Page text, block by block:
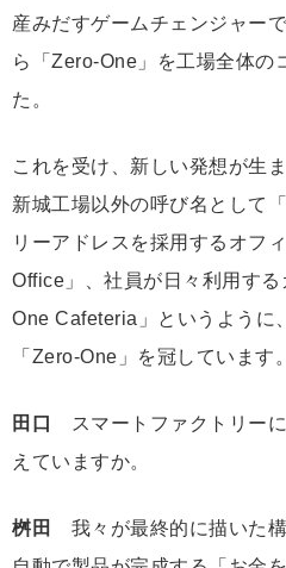
産みだすゲームチェンジャー
ら「Zero-One」を工場全体の
た。
これを受け、新しい発想が生
新城工場以外の呼び名として
リーアドレスを採用するオフ
Office」、社員が日々利用す
One Cafeteria」というように
「Zero-One」を冠しています。
田口
スマートファクトリー
えていますか。
桝田
我々が最終的に描いた